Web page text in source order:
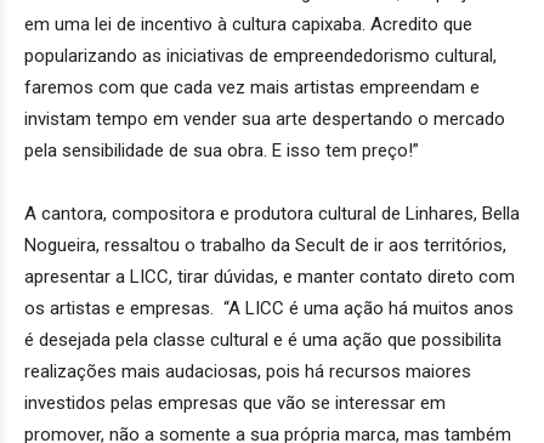
em uma lei de incentivo à cultura capixaba. Acredito que
popularizando as iniciativas de empreendedorismo cultural,
faremos com que cada vez mais artistas empreendam e
invistam tempo em vender sua arte despertando o mercado
pela sensibilidade de sua obra. E isso tem preço!”
A cantora, compositora e produtora cultural de Linhares, Bella
Nogueira, ressaltou o trabalho da Secult de ir aos territórios,
apresentar a LICC, tirar dúvidas, e manter contato direto com
os artistas e empresas. “A LICC é uma ação há muitos anos
é desejada pela classe cultural e é uma ação que possibilita
realizações mais audaciosas, pois há recursos maiores
investidos pelas empresas que vão se interessar em
promover, não a somente a sua própria marca, mas também